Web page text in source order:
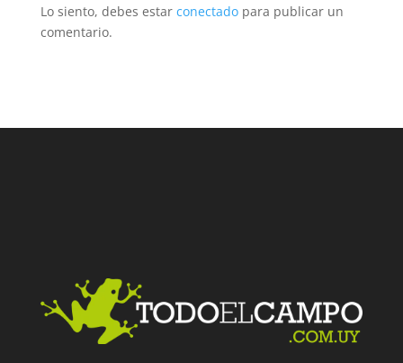
Lo siento, debes estar conectadopara publicar un
comentario.
Facebook